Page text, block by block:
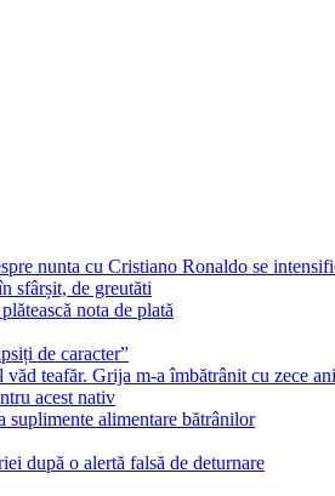
nunta cu Cristiano Ronaldo se
sfârșit, de greutăti
nota de plată
de caracter”
teafăr. Grija m-a îmbătrânit cu zece
acest nativ
suplimente alimentare bătrânilor
după o alertă falsă de deturnare